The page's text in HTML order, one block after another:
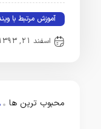
آموزش مرتبط با ویندوز 8
اسفند 21, 1393
محبوب ترین ها